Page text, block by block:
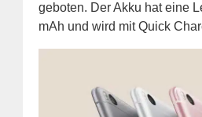
geboten. Der Akku hat eine
mAh und wird mit Quick